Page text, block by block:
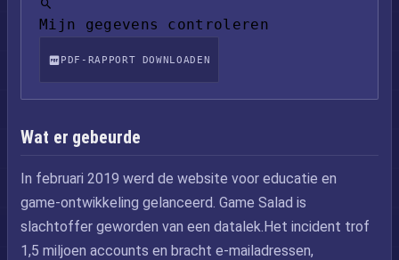
Mijn gegevens controleren
PDF-RAPPORT DOWNLOADEN
Wat er gebeurde
In februari 2019 werd de website voor educatie en
game-ontwikkeling gelanceerd. Game Salad is
slachtoffer geworden van een datalek.Het incident trof
1,5 miljoen accounts en bracht e-mailadressen,